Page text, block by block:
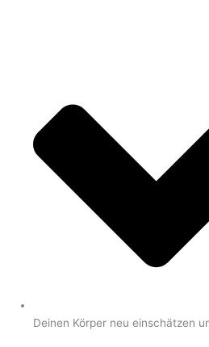
Deinen Körper neu einschätzen